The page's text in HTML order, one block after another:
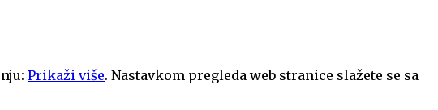
Prikaži više. Nastavkom pregleda web stranice slažete se sa